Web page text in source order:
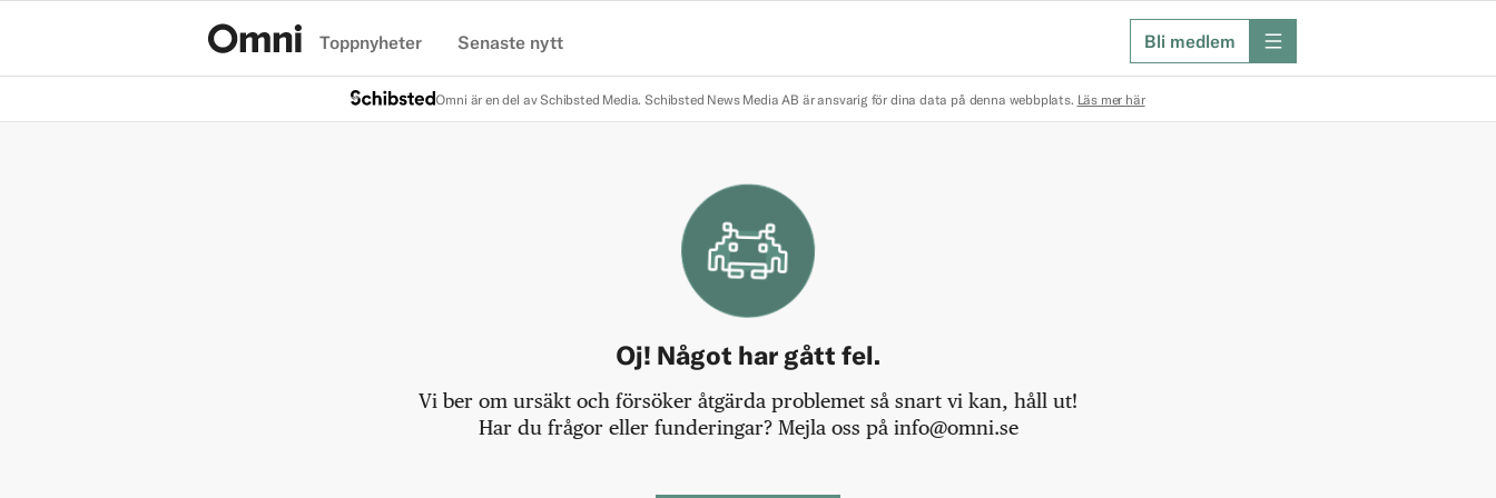
Toppnyheter Senaste nytt Bli medlem meny
Omni är en del av Schibsted Media. Schibsted News Media AB är ansvarig för dina data på denna webbplats. Läs mer här
Oj! Något har gått fel.
Vi ber om ursäkt och försöker åtgärda problemet så snart vi kan, håll ut!
Har du frågor eller funderingar? Mejla oss på info@omni.se